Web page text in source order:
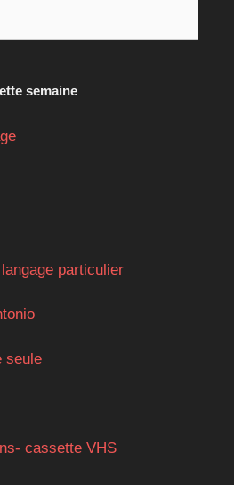
semaine
particulier
seule
cassette VHS